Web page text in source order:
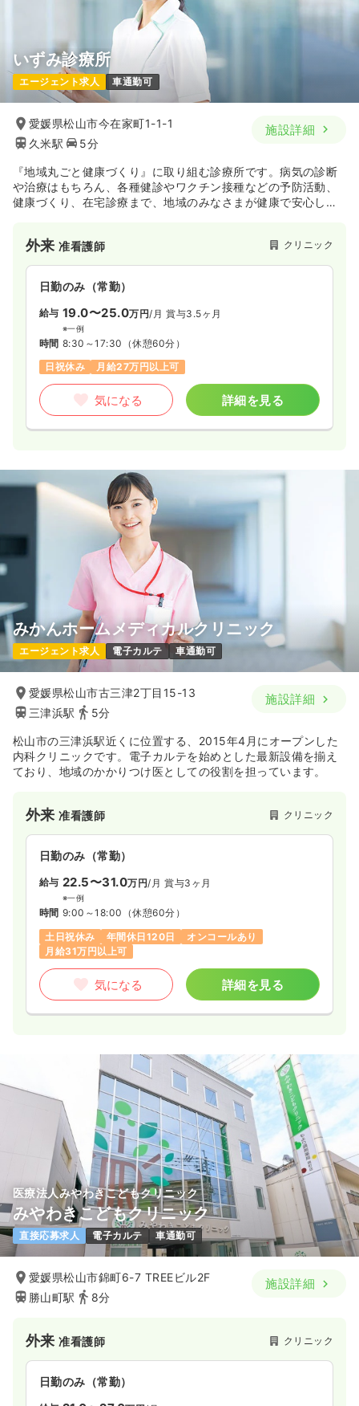
いずみ診療所
エージェント求人 車通勤可
愛媛県松山市今在家町1-1-1
久米駅
5分
施設詳細
『地域丸ごと健康づくり』に取り組む診療所です。病気の診断
や治療はもちろん、各種健診やワクチン接種などの予防活動、
健康づくり、在宅診療まで、地域のみなさまが健康で安心して
外来准看護師 クリニック
日勤のみ（常勤）
給与 19.0〜25.0万円/月 賞与3.5ヶ月
※一例
時間 8:30～17:30 （休憩60分）
日祝休み
月給27万円以上可
気になる 詳細を見る
みかんホームメディカルクリニック
エージェント求人 電子カルテ 車通勤可
愛媛県松山市古三津2丁目15-13
三津浜駅
5分
施設詳細
松山市の三津浜駅近くに位置する、2015年4月にオープンした
内科クリニックです。電子カルテを始めとした最新設備を揃え
ており、地域のかかりつけ医としての役割を担っています。
外来准看護師 クリニック
日勤のみ（常勤）
給与 22.5〜31.0万円/月 賞与3ヶ月
※一例
時間 9:00～18:00 （休憩60分）
土日祝休み
年間休日120日
オンコールあり
月給31万円以上可
気になる 詳細を見る
医療法人みやわきこどもクリニック
みやわきこどもクリニック
直接応募求人 電子カルテ 車通勤可
愛媛県松山市錦町6-7 TREEビル2F
勝山町駅
8分
施設詳細
外来准看護師 クリニック
日勤のみ（常勤）